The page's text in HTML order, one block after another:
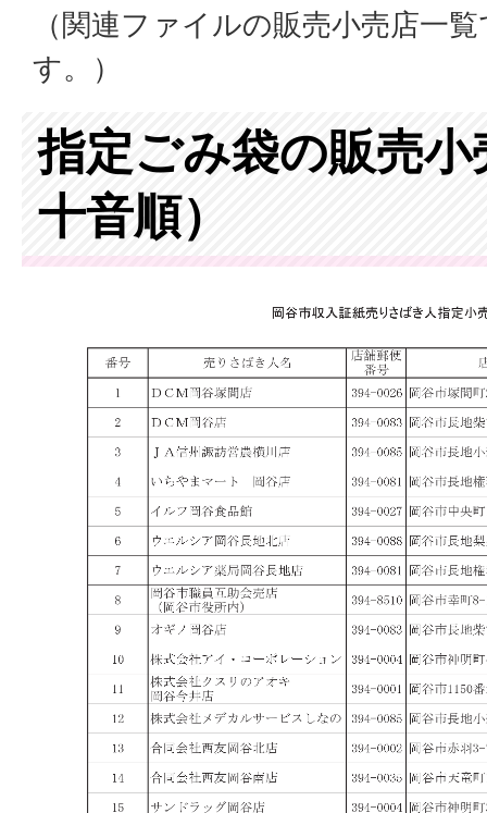
（関連ファイルの販売小売店一
す。）
指定ごみ袋の販売
十音順）